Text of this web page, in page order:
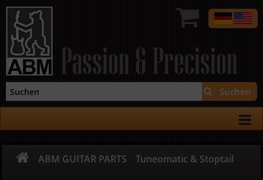
Passion & Precision
Suchen
ABM GUITAR PARTS Tuneomatic & Stoptail